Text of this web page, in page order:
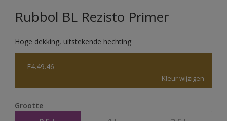
Rubbol BL Rezisto Primer
Hoge dekking, uitstekende hechting
F4.49.46
Kleur wijzigen
Grootte